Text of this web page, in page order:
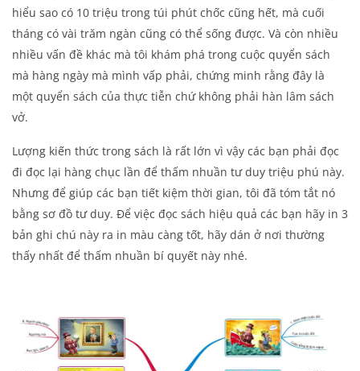
hiểu sao có 10 triệu trong túi phút chốc cũng hết, mà cuối
tháng có vài trăm ngàn cũng có thể sống được. Và còn nhiều
nhiều vấn đề khác mà tôi khám phá trong cuộc quyển sách
mà hàng ngày mà mình vấp phải, chứng minh rằng đây là
một quyển sách của thực tiễn chứ không phải hàn lâm sách
vở.
Lượng kiến thức trong sách là rất lớn vì vậy các bạn phải đọc
đi đọc lại hàng chục lần để thấm nhuần tư duy triệu phú này.
Nhưng để giúp các bạn tiết kiệm thời gian, tôi đã tóm tắt nó
bằng sơ đồ tư duy. Để việc đọc sách hiệu quả các bạn hãy in 3
bản ghi chú này ra in màu càng tốt, hãy dán ở nơi thường
thấy nhất để thấm nhuần bí quyết này nhé.